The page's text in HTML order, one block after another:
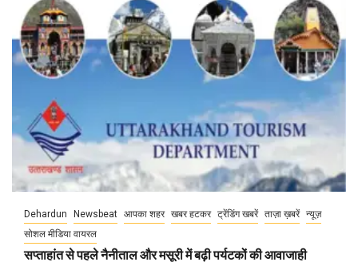
Dehardun Newsbeat आपका शहर खबर हटकर ट्रेंडिंग खबरें ताज़ा ख़बरें न्यूज़
सोशल मीडिया वायरल
सप्ताहांत से पहले नैनीताल और मसूरी में बढ़ी पर्यटकों की आवाजाही